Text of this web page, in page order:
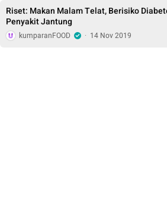
Riset: Makan Malam Telat, Berisiko
Penyakit Jantung
kumparanFOOD · 14 Nov 2019